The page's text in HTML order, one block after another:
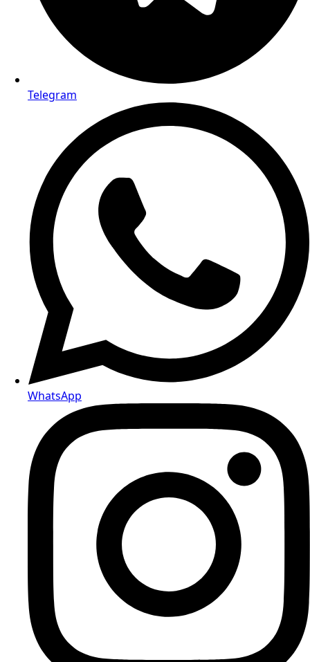
Telegram
WhatsApp